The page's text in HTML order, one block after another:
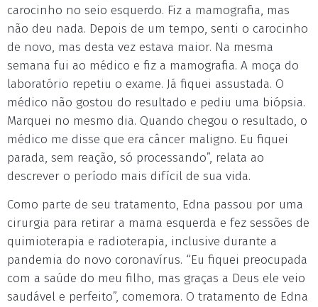
carocinho no seio esquerdo. Fiz a mamografia, mas
não deu nada. Depois de um tempo, senti o carocinho
de novo, mas desta vez estava maior. Na mesma
semana fui ao médico e fiz a mamografia. A moça do
laboratório repetiu o exame. Já fiquei assustada. O
médico não gostou do resultado e pediu uma biópsia.
Marquei no mesmo dia. Quando chegou o resultado, o
médico me disse que era câncer maligno. Eu fiquei
parada, sem reação, só processando”, relata ao
descrever o período mais difícil de sua vida.
Como parte de seu tratamento, Edna passou por uma
cirurgia para retirar a mama esquerda e fez sessões de
quimioterapia e radioterapia, inclusive durante a
pandemia do novo coronavírus. “Eu fiquei preocupada
com a saúde do meu filho, mas graças a Deus ele veio
saudável e perfeito”, comemora. O tratamento de Edna